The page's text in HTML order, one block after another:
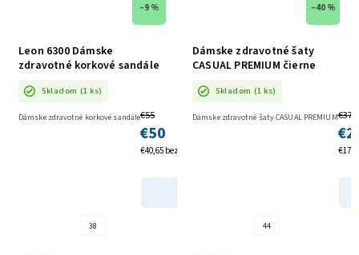
–9 %
Leon 6300 Dámske
zdravotné korkové sandále
Skladom (1 ks)
€40,65 bez DPH
€55
€50
Dámske zdravotné korkové sandále
38
–40 %
Dámske zdravotné šaty
CASUAL PREMIUM čierne
Skladom (1 ks)
€37
Dámske zdravotné šaty CASUAL PREMIUM
44